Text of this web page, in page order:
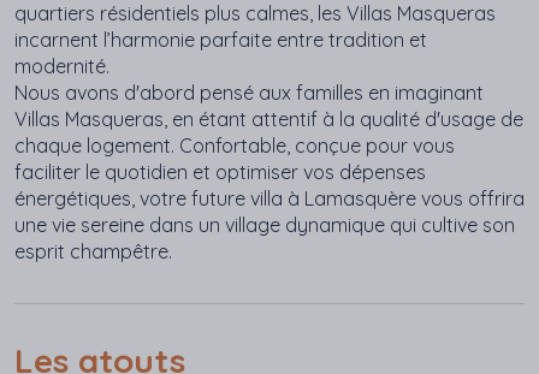
quartiers résidentiels plus calmes, les Villas Masqueras
incarnent l’harmonie parfaite entre tradition et
modernité.
Nous avons d'abord pensé aux familles en imaginant
Villas Masqueras, en étant attentif à la qualité d'usage de
chaque logement. Confortable, conçue pour vous
faciliter le quotidien et optimiser vos dépenses
énergétiques, votre future villa à Lamasquère vous offrira
une vie sereine dans un village dynamique qui cultive son
esprit champêtre.
Les atouts